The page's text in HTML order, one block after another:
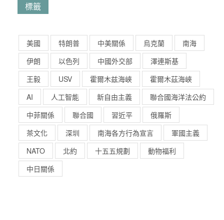
標籤
美國 特朗普 中美關係 烏克蘭
南海
伊朗
以色列 中國外交部
澤連斯基
王毅
USV 霍爾木兹海峽
霍爾木茲海峽
AI
人工智能 新自由主義
聯合國海洋法公約
中菲關係
聯合國 習近平
俄羅斯
茶文化
深圳 南海各方行為宣言
軍國主義
NATO
北約 十五五規劃
動物福利
中日關係